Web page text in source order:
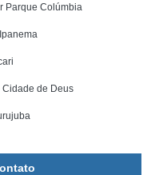
Parque Colúmbia
Cidade de Deus